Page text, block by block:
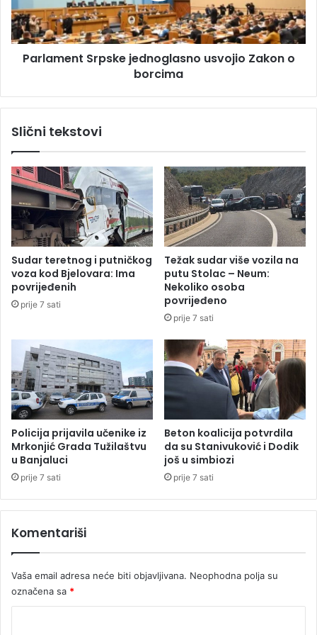
i
p
o
t
k
s
o
k
i
h
t
e
m
p
e
a
u
r
a
:
B
i
ć
e
3
s
p
e
n
e
n
t
e
d
n
o
g
s
n
o
u
v
j
i
o
Z
a
k
o
n
r
m
a
Parlament Srpske jednoglasno usvojio Zakon o
borcima
Slični tekstovi
Sudar teretnog i putničkog
voza kod Bjelovara: Ima
povrijeđenih
prije 7 sati
Težak sudar više vozila na
putu Stolac – Neum:
Nekoliko osoba
povrijeđeno
prije 7 sati
Policija prijavila učenike iz
Mrkonjić Grada Tužilaštvu
u Banjaluci
prije 7 sati
Beton koalicija potvrdila
da su Stanivuković i Dodik
još u simbiozi
prije 7 sati
Komentariši
Vaša email adresa neće biti objavljivana. Neophodna polja su
označena sa *